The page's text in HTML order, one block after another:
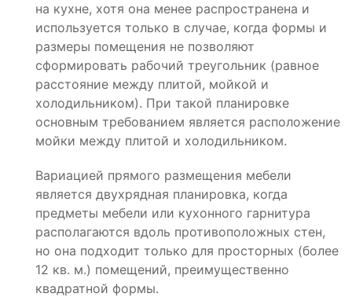
на кухне, хотя она менее распространена и
используется только в случае, когда формы и
размеры помещения не позволяют
сформировать рабочий треугольник (равное
расстояние между плитой, мойкой и
холодильником). При такой планировке
основным требованием является расположение
мойки между плитой и холодильником.
Вариацией прямого размещения мебели
является двухрядная планировка, когда
предметы мебели или кухонного гарнитура
располагаются вдоль противоположных стен,
но она подходит только для просторных (более
12 кв. м.) помещений, преимущественно
квадратной формы.